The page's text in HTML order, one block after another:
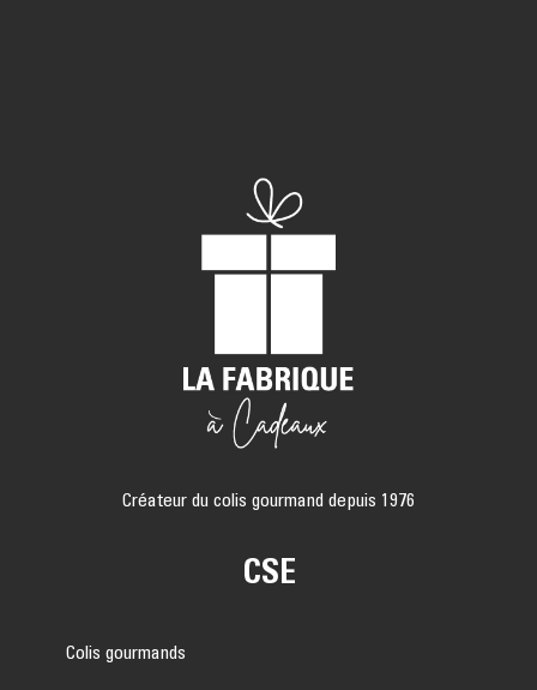
Créateur du colis gourmand depuis 1976
CSE
Colis gourmands